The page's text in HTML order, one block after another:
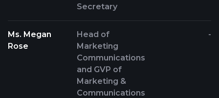
Secretary
Ms. Megan
Rose
Head of
Marketing
Communications
and GVP of
Marketing &
Communications
-